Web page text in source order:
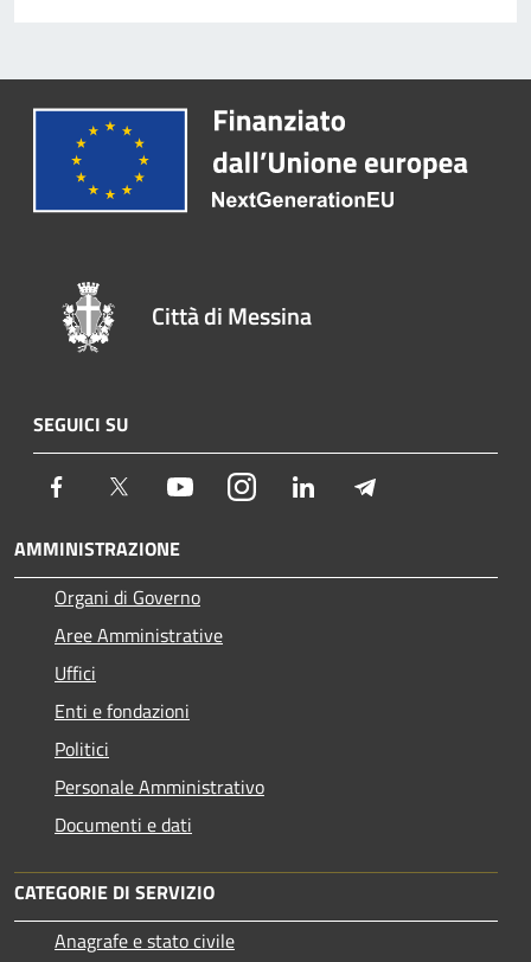
Città di Messina
SEGUICI SU
Facebook Twitter YoutubeInstagram LinkedIn
AMMINISTRAZIONE
Organi di Governo
Aree Amministrative
Uffici
Enti e fondazioni
Politici
Personale Amministrativo
Documenti e dati
CATEGORIE DI SERVIZIO
Anagrafe e stato civile